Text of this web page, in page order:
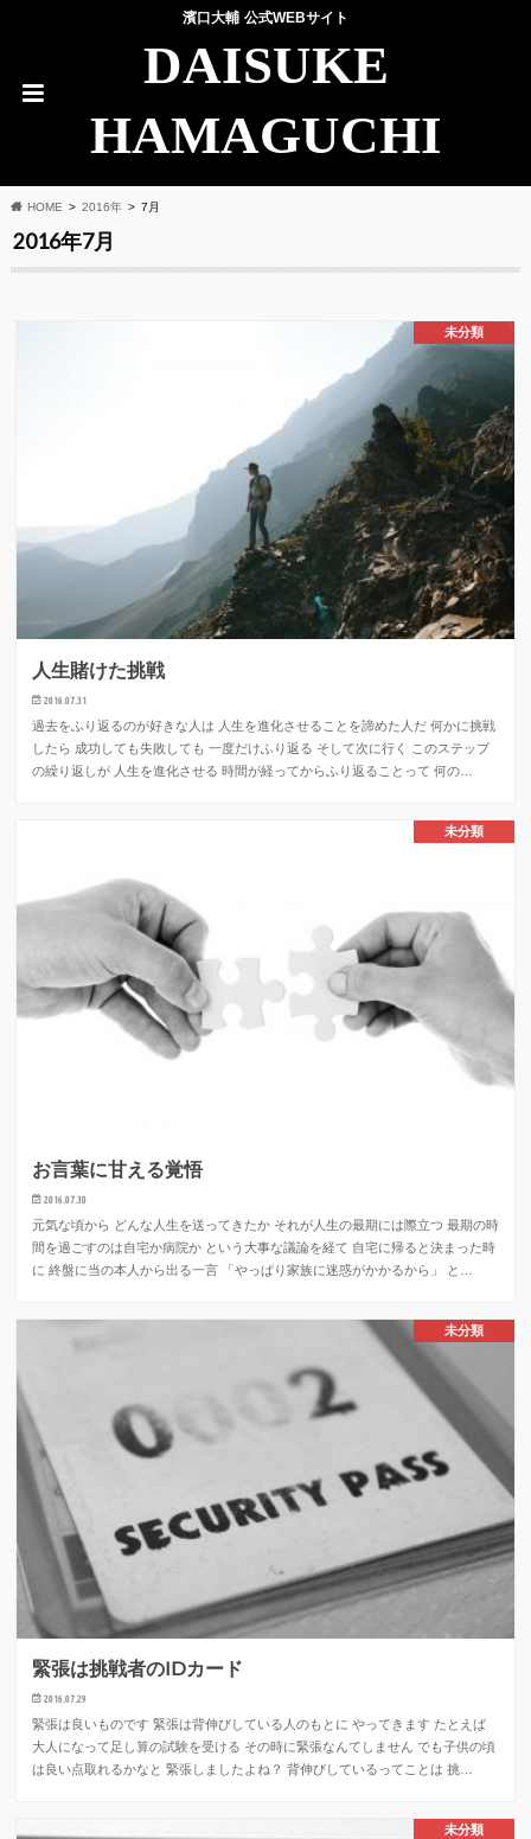
濱口大輔 公式WEBサイト
DAISUKE
HAMAGUCHI
HOME 2016年 7月
2016年7月
未分類
人生賭けた挑戦
2016.07.31
過去をふり返るのが好きな人は 人生を進化させることを諦めた人だ 何かに挑戦
したら 成功しても失敗しても 一度だけふり返る そして次に行く このステップ
の繰り返しが 人生を進化させる 時間が経ってからふり返ることって 何の…
未分類
お言葉に甘える覚悟
2016.07.30
元気な頃から どんな人生を送ってきたか それが人生の最期には際立つ 最期の時
間を過ごすのは自宅か病院か という大事な議論を経て 自宅に帰ると決まった時
に 終盤に当の本人から出る一言 「やっぱり家族に迷惑がかかるから」 と…
未分類
緊張は挑戦者のIDカード
2016.07.29
緊張は良いものです 緊張は背伸びしている人のもとに やってきます たとえば
大人になって足し算の試験を受ける その時に緊張なんてしません でも子供の頃
は良い点取れるかなと 緊張しましたよね？ 背伸びしているってことは 挑…
未分類